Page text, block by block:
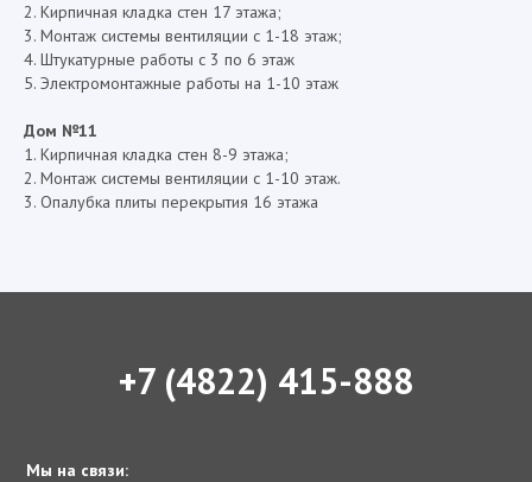
2. Кирпичная кладка стен 17 этажа;
3. Монтаж системы вентиляции с 1-18 этаж;
4. Штукатурные работы с 3 по 6 этаж
5. Электромонтажные работы на 1-10 этаж
Дом №11
1. Кирпичная кладка стен 8-9 этажа;
2. Монтаж системы вентиляции с 1-10 этаж.
3. Опалубка плиты перекрытия 16 этажа
+7 (4822) 415-888
Мы на связи: